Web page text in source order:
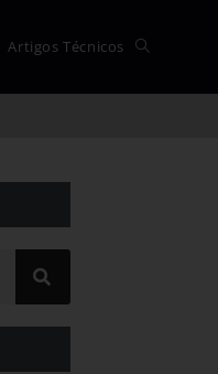
Artigos Técnicos